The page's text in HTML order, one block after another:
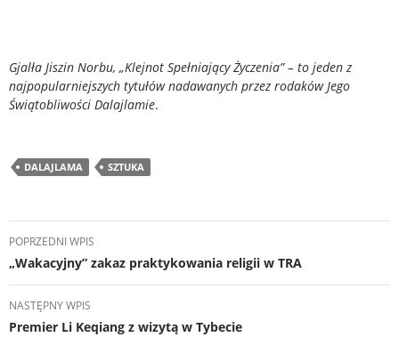
Gjalła Jiszin Norbu, „Klejnot Spełniający Życzenia” – to jeden z
najpopularniejszych tytułów nadawanych przez rodaków Jego
Świątobliwości Dalajlamie.
DALAJLAMA SZTUKA
Nawigacja
wpisu
POPRZEDNI WPIS
„Wakacyjny” zakaz praktykowania religii w TRA
NASTĘPNY WPIS
Premier Li Keqiang z wizytą w Tybecie